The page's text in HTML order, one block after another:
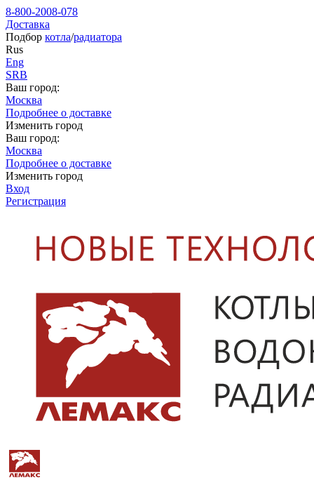
8-800-2008-078
Доставка
Подбор котла/радиатора
Rus
Eng
SRB
Ваш город:
Москва
Подробнее о доставке
Изменить город
Ваш город:
Москва
Подробнее о доставке
Изменить город
Вход
Регистрация